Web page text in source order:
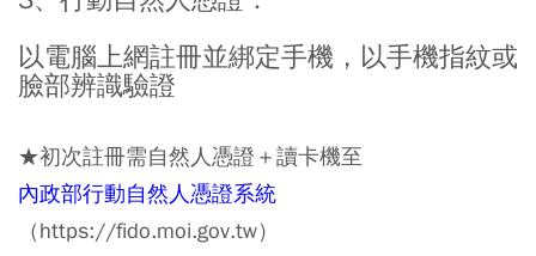
以電腦上網註冊並綁定手機，以手機指紋或
臉部辨識驗證
★初次註冊需自然人憑證＋讀卡機至
內政部行動自然人憑證系統
（https://fido.moi.gov.tw）